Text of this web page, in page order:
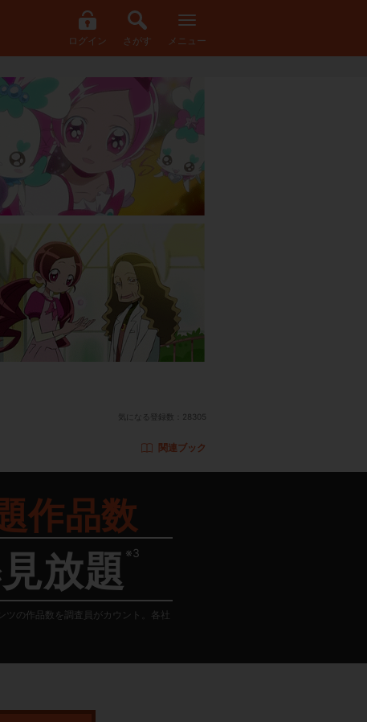
ログイン さがす メニュー
気になる登録数： 28305
関連ブック
作品数
見放題 ※3
の作品数を調査員がカウント。各社